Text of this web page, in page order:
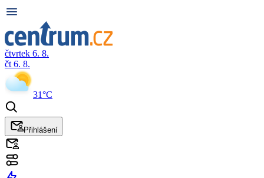
čtvrtek 6. 8.
čt 6. 8.
31°C
Přihlášení